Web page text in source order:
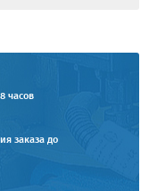
часов
заказа до